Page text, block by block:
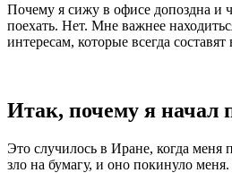
Почему я сижу в офисе допоздна и
поехать. Нет. Мне важнее
интересам, которые всегда
Итак, почему я начал
Это случилось в Иране, когда меня
зло на бумагу, и оно покинуло